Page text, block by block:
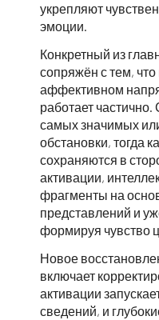
укрепляют
эмоции.
Конкретный из
сопряжён с тем,
аффективном
работает
самых значимых
обстановки, тогда
сохраняются в
активации,
фрагменты на
представлений и
формируя чувство
Новое
включает
активации
сведений, и